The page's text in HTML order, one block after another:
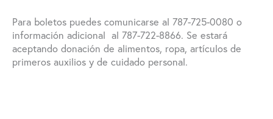
Para boletos puedes comunicarse al 787-725-0080 o
información adicional al 787-722-8866. Se estará
aceptando donación de alimentos, ropa, artículos de
primeros auxilios y de cuidado personal.